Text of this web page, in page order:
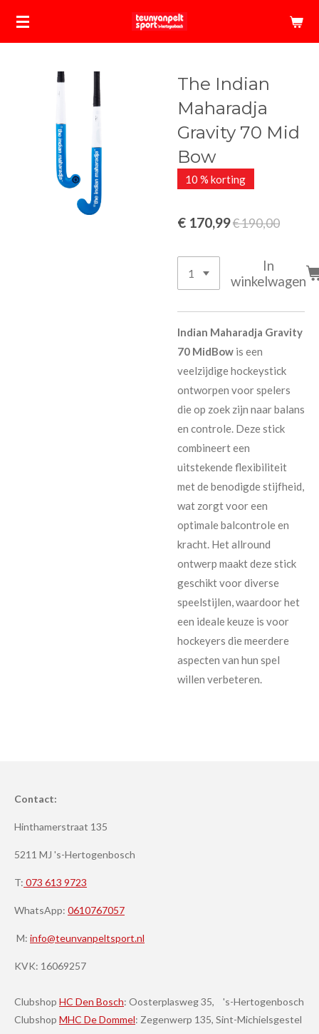
Ga
hoofdinhoud
The Indian
Maharadja
Gravity 70 Mid
Bow
10 % korting
€ 170,99€ 190,00
In
winkelwagen
Indian Maharadja Gravity
70 MidBow is een
veelzijdige hockeystick
ontworpen voor spelers
die op zoek zijn naar balans
en controle. Deze stick
combineert een
uitstekende flexibiliteit
met de benodigde stijfheid,
wat zorgt voor een
optimale balcontrole en
kracht. Het allround
ontwerp maakt deze stick
geschikt voor diverse
speelstijlen, waardoor het
een ideale keuze is voor
hockeyers die meerdere
aspecten van hun spel
willen verbeteren.
Contact:
Hinthamerstraat 135
5211 MJ 's-Hertogenbosch
T: 073 613 9723
WhatsApp: 0610767057
M: info@teunvanpeltsport.nl
KVK: 16069257
Clubshop HC Den Bosch: Oosterplasweg 35, 's-Hertogenbosch
Clubshop MHC De Dommel: Zegenwerp 135, Sint-Michielsgestel